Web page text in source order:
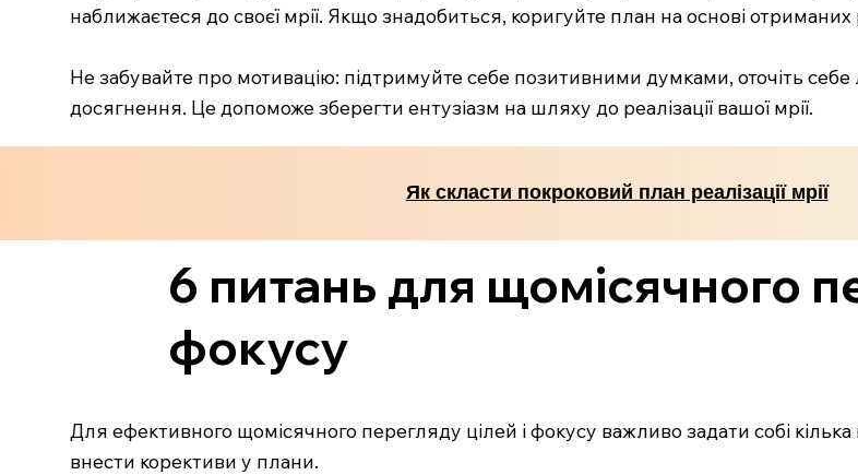
наближаєтеся до своєї мрії. Якщо знадобиться, коригуйте план на основі отриманих
Не забувайте про мотивацію: підтримуйте себе позитивними думками, оточіть себе
досягнення. Це допоможе зберегти ентузіазм на шляху до реалізації вашої мрії.
Як скласти покроковий план реалізації мрії
6 питань для щомісячного
фокусу
Для ефективного щомісячного перегляду цілей і фокусу важливо задати собі
внести корективи у плани.